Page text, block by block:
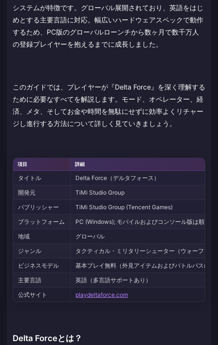
システムが特徴です。グローバル展開されており、英語をはじ
めとする主要言語に対応。幅広いハードウェアスペックで動作
するため、PC版のグローバルローンチから数ヶ月で数千万人
の登録プレイヤーを抱えるまでに成長しました。
このガイドでは、プレイヤーが『Delta Force』を深く理解する
ために必要なすべてを解説します。モード、オペレーター、経
済、メタ、そしてお金や時間を無駄にせずに効率よくリチャー
ジし進行する方法について詳しく見ていきましょう。
項目 詳細
タイトル
Delta Force（デルタフォース）
開発元
TiMi Studio Group
パブリッシャー
TiMi Studio Group (Tencent Games)
プラットフォーム
PC (Windows); モバイルおよびコンソール版は順次展
地域
グローバル
ジャンル
タクティカル・ミリタリーシューター（ウォーフェ
ビジネスモデル
基本プレイ無料（外見アイテムおよびバトルパスによ
主要言語
英語（多言語サポートあり）
公式サイト
playdeltaforce.com
Delta Forceとは？